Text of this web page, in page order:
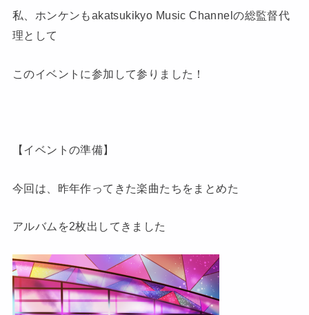
私、ホンケンもakatsukikyo Music Channelの総監督代
理として
このイベントに参加して参りました！
【イベントの準備】
今回は、昨年作ってきた楽曲たちをまとめた
アルバムを2枚出してきました